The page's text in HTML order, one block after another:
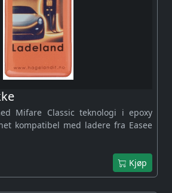
Mifare Classic teknologi i epoxy
kompatibel med ladere fra Easee
Kjøp